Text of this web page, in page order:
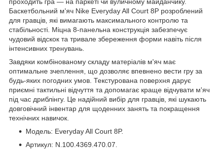
Баскетбольний м'яч Nike Everyday All Court 8P розроблений
для гравців, які вимагають максимального контролю та
стабільності. Міцна 8-панельна конструкція забезпечує
чудовий відскок та тривале збереження форми навіть після
інтенсивних тренувань.
Завдяки комбінованому складу матеріалів м'яч має
оптимальне зчеплення, що дозволяє впевнено вести гру за
будь-яких погодних умов. Текстурована поверхня дарує
приємні тактильні відчуття та допомагає краще відчувати м'яч
під час дриблінгу. Це надійний вибір для гравців, які шукають
довговічний інвентар для щоденних занять та покращення
технічних навичок.
Модель: Everyday All Court 8P.
Артикул: N.100.4369.470.07.